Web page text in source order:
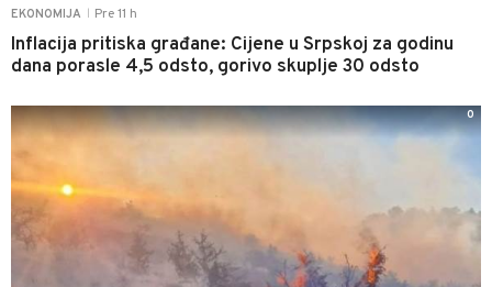
EKONOMIJA Pre 11 h
Inflacija pritiska građane: Cijene u Srpskoj za godinu
dana porasle 4,5 odsto, gorivo skuplje 30 odsto
0